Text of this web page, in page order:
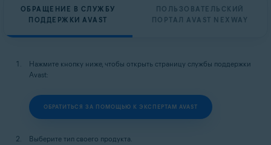
ОБРАЩЕНИЕ В СЛУЖБУ
ПОДДЕРЖКИ AVAST
ПОЛЬЗОВАТЕЛЬСКИЙ
ПОРТАЛ AVAST NEXWAY
Нажмите кнопку ниже, чтобы открыть страницу службы поддержки
Avast:
ОБРАТИТЬСЯ ЗА ПОМОЩЬЮ К ЭКСПЕРТАМ AVAST
Выберите тип своего продукта.